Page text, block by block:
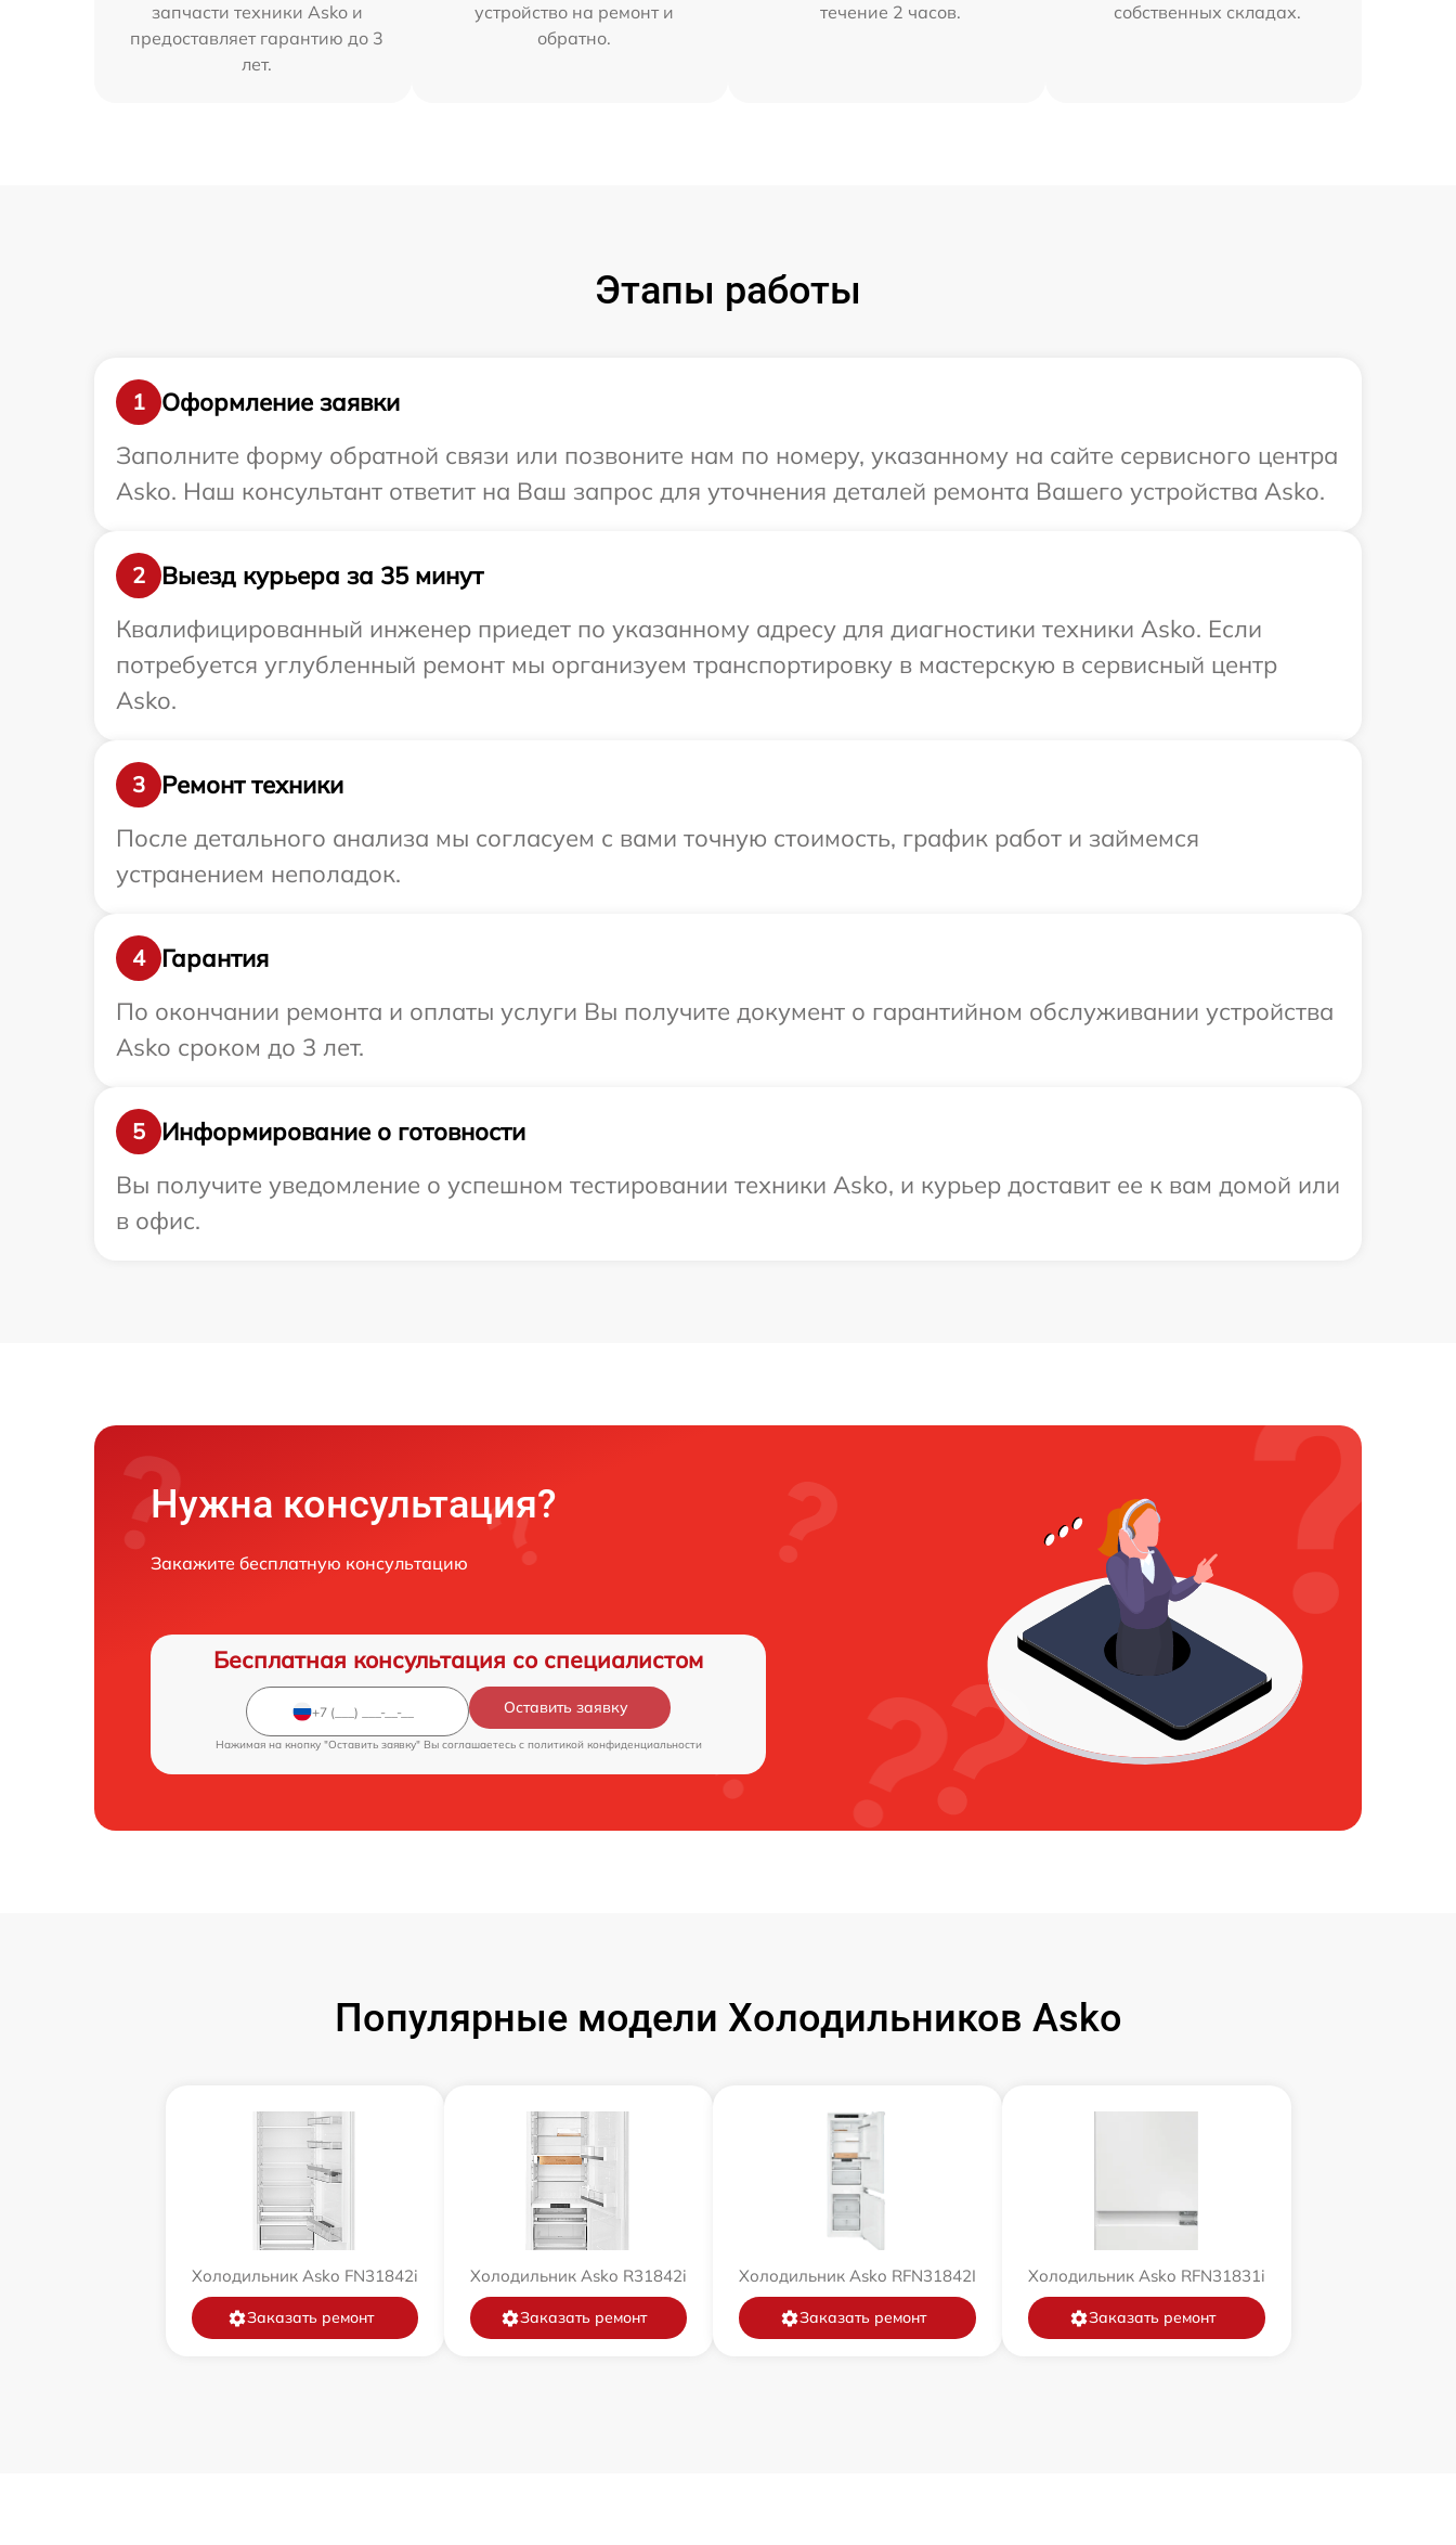
запчасти техники Asko и
предоставляет гарантию до 3
лет.
устройство на ремонт и
обратно.
течение 2 часов.
собственных складах.
Этапы работы
1
Оформление заявки
Заполните форму обратной связи или позвоните нам по номеру, указанному на сайте сервисного центра
Asko. Наш консультант ответит на Ваш запрос для уточнения деталей ремонта Вашего устройства Asko.
2
Выезд курьера за 35 минут
Квалифицированный инженер приедет по указанному адресу для диагностики техники Asko. Если
потребуется углубленный ремонт мы организуем транспортировку в мастерскую в сервисный центр
Asko.
3
Ремонт техники
После детального анализа мы согласуем с вами точную стоимость, график работ и займемся
устранением неполадок.
4
Гарантия
По окончании ремонта и оплаты услуги Вы получите документ о гарантийном обслуживании устройства
Asko сроком до 3 лет.
5
Информирование о готовности
Вы получите уведомление о успешном тестировании техники Asko, и курьер доставит ее к вам домой или
в офис.
Нужна консультация?
Закажите бесплатную консультацию
Бесплатная консультация со специалистом
Оставить заявку
Нажимая на кнопку "Оставить заявку" Вы соглашаетесь c политикой конфиденциальности
Популярные модели Холодильников Asko
Холодильник Asko FN31842i
Заказать ремонт
Холодильник Asko R31842i
Заказать ремонт
Холодильник Asko RFN31842I
Заказать ремонт
Холодильник Asko RFN31831i
Заказать ремонт